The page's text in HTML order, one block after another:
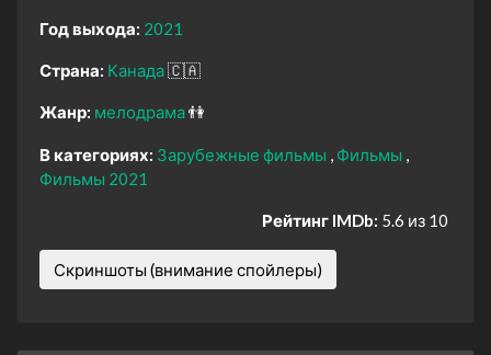
Год выхода: 2021
Страна: Канада🇨🇦
Жанр: мелодрама👫
В категориях: Зарубежные фильмы
Фильмы
Фильмы 2021
Рейтинг IMDb: 5.6 из 10
Скриншоты (внимание спойлеры)